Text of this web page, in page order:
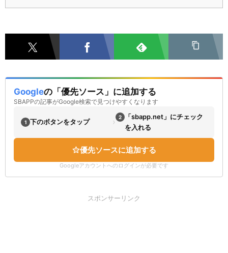
Googleの「優先ソース」に追加する
SBAPPの記事がGoogle検索で見つけやすくなります
1 下のボタンをタップ › 2
「sbapp.net」にチェック
を入れる
優先ソースに追加する
Googleアカウントへのログインが必要です
スポンサーリンク